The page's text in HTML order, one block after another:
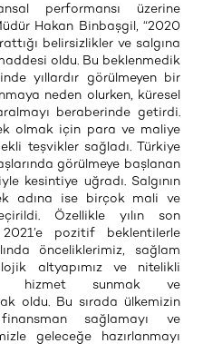
performansı üzerine
Hakan Binbaşgil, “2020
belirsizlikler ve salgına
oldu. Bu beklenmedik
yıllardır görülmeyen bir
neden olurken, küresel
beraberinde getirdi.
olmak için para ve maliye
teşvikler sağladı. Türkiye
görülmeye başlanan
kesintiye uğradı. Salgının
adına ise birçok mali ve
Özellikle yılın son
pozitif beklentilerle
önceliklerimiz, sağlam
altyapımız ve nitelikli
hizmet sunmak ve
oldu. Bu sırada ülkemizin
sağlamayı ve
geleceğe hazırlanmayı